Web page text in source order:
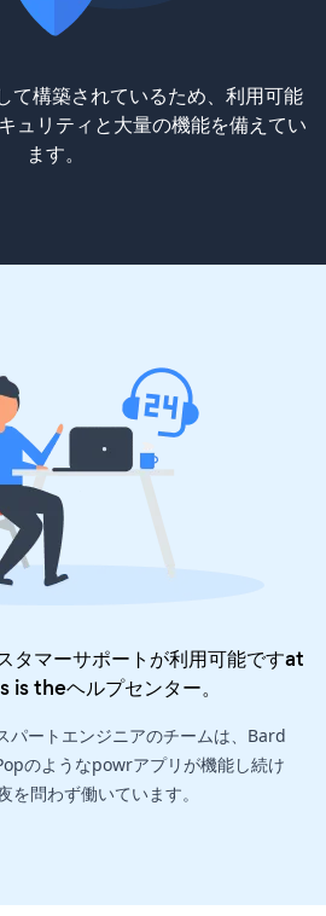
て構築されているため、利用可能
ュリティと大量の機能を備えてい
ます。
マーサポートが利用可能ですat
is theヘルプセンター。
パートエンジニアのチームは、Bard
のようなpowrアプリが機能し続け
を問わず働いています。